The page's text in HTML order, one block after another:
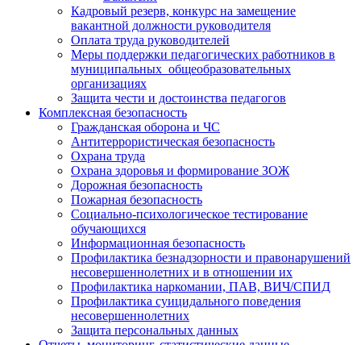
Кадровый резерв, конкурс на замещение
вакантной должности руководителя
Оплата труда руководителей
Меры поддержки педагогических работников в
муниципальных общеобразовательных
организациях
Защита чести и достоинства педагогов
Комплексная безопасность
Гражданская оборона и ЧС
Антитеррористическая безопасность
Охрана труда
Охрана здоровья и формирование ЗОЖ
Дорожная безопасность
Пожарная безопасность
Социально-психологическое тестирование
обучающихся
Информационная безопасность
Профилактика безнадзорности и правонарушений
несовершеннолетних и в отношении их
Профилактика наркомании, ПАВ, ВИЧ/СПИД
Профилактика суицидального поведения
несовершеннолетних
Защита персональных данных